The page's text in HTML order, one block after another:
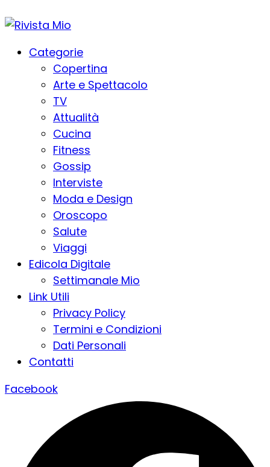
Categorie
Copertina
Arte e Spettacolo
TV
Attualità
Cucina
Fitness
Gossip
Interviste
Moda e Design
Oroscopo
Salute
Viaggi
Edicola Digitale
Settimanale Mio
Link Utili
Privacy Policy
Termini e Condizioni
Dati Personali
Contatti
Facebook